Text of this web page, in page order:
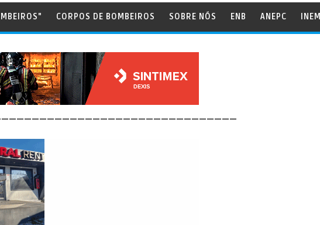
CORPOS DE BOMBEIROS SOBRE NÓS ENB ANEPC INEM